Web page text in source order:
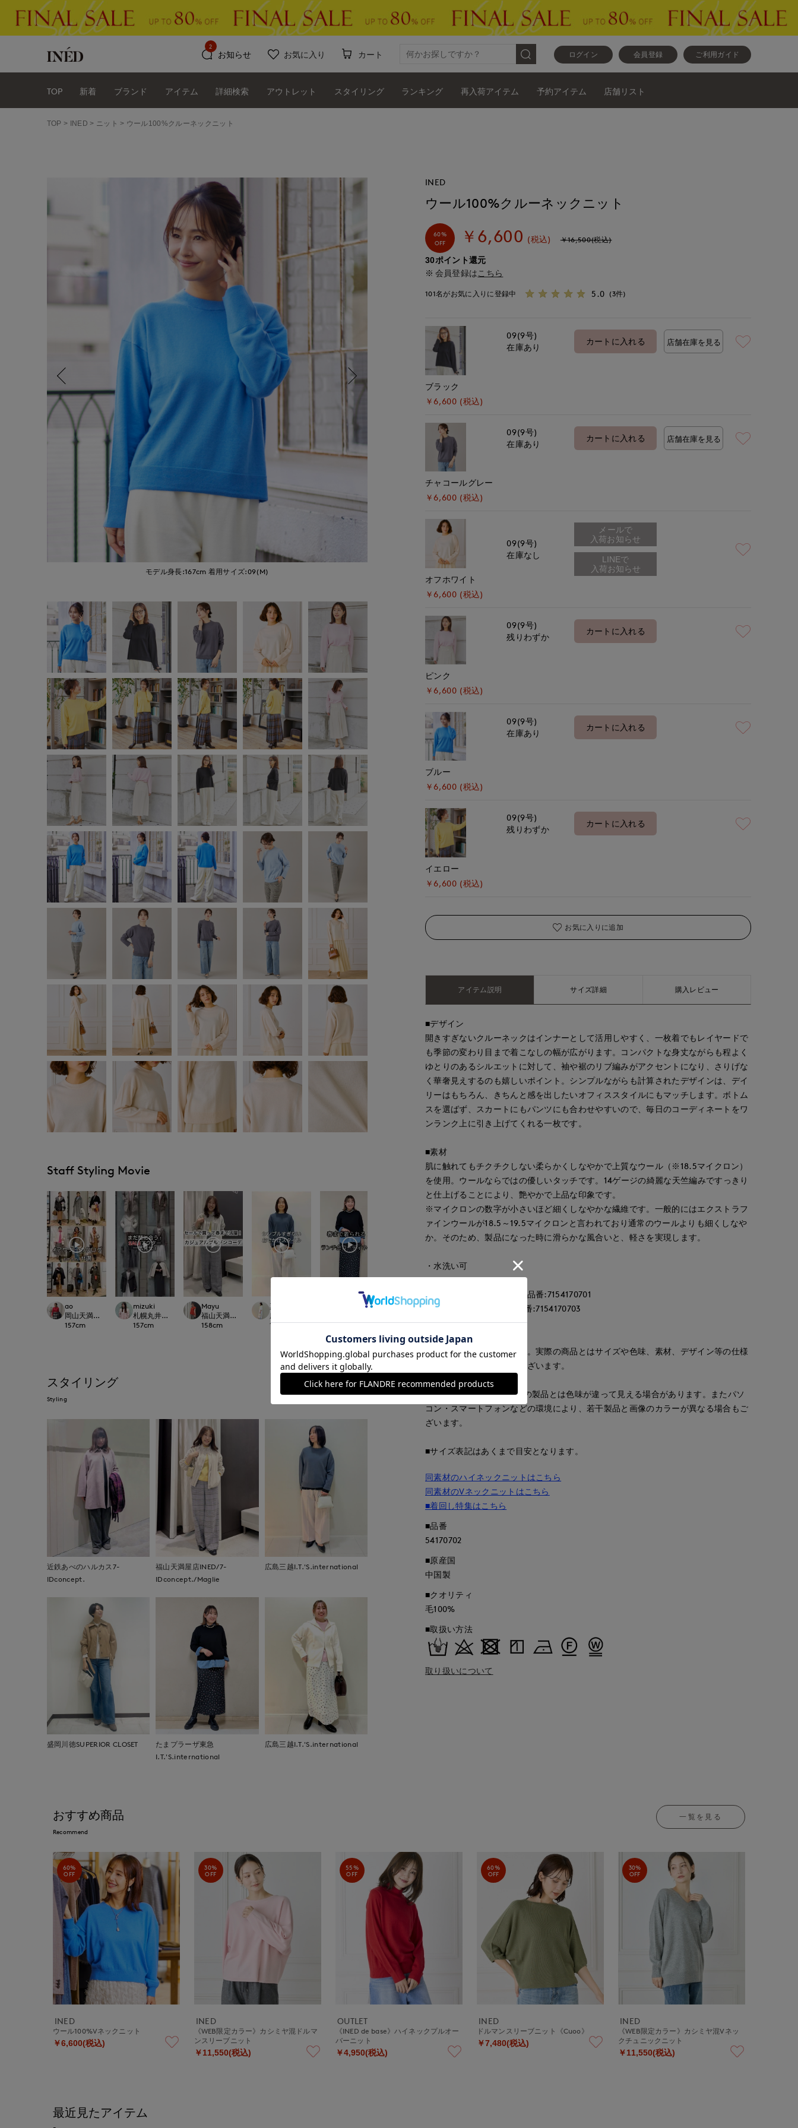
ログイン 会員登録 ご利用ガイド
お知らせ
2
お気に入り カート
TOP 新着 ブランド アイテム 詳細検索 アウトレット スタイリング ランキング 再入荷アイテム 予約アイテム 店舗リスト
TOP INED ニット ウール100%クルーネックニット
モデル身長:167cm 着用サイズ:09(M)
Staff Styling Movie
ao
岡山天満屋SUPERIORCLOSET
157cm
mizuki
札幌丸井今井SUPERIOR CLOSET
157cm
Mayu
福山天満屋店INED/7-IDconcept./Maglie
158cm
真実
広島三越I.T.'S.international
157cm
166cm
mizuki
157cm
福岡三越I.T.'S.international
153cm
Rie
スタイリング
Styling
もっと見る
近鉄あべのハルカス7-
IDconcept.
福山天満屋店INED/7-
IDconcept./Maglie
広島三越I.T.'S.international
盛岡川徳SUPERIOR CLOSET
たまプラーザ東急
I.T.'S.international
広島三越I.T.'S.international
INED
ウール100%クルーネックニット
60%
OFF
￥6,600 (税込) ￥16,500(税込)
30ポイント還元
会員登録は こちら
101名がお気に入りに登録中 5.0 (3件)
ブラック
￥6,600 (税込)
09(9号)
在庫あり
カートに入れる 店舗在庫を見る
チャコールグレー
￥6,600 (税込)
09(9号)
在庫あり
カートに入れる 店舗在庫を見る
オフホワイト
￥6,600 (税込)
09(9号)
在庫なし
メールで
入荷お知らせ
ピンク
￥6,600 (税込)
09(9号)
残りわずか
カートに入れる
ブルー
￥6,600 (税込)
09(9号)
在庫あり
カートに入れる
イエロー
￥6,600 (税込)
09(9号)
残りわずか
カートに入れる
お気に入りに追加
アイテム説明 サイズ詳細 購入レビュー
■デザイン
開きすぎないクルーネックはインナーとして活用しやすく、一枚着でもレイヤードで
も季節の変わり目まで着こなしの幅が広がります。コンパクトな身丈ながらも程よく
ゆとりのあるシルエットに対して、袖や裾のリブ編みがアクセントになり、さりげな
く華奢見えするのも嬉しいポイント。シンプルながらも計算されたデザインは、デイ
リーはもちろん、きちんと感を出したいオフィススタイルにもマッチします。ボトム
スを選ばず、スカートにもパンツにも合わせやすいので、毎日のコーディネートをワ
ンランク上に引き上げてくれる一枚です。
■素材
肌に触れてもチクチクしない柔らかくしなやかで上質なウール（※18.5マイクロン）
を使用。ウールならではの優しいタッチです。14ゲージの綺麗な天竺編みですっきり
と仕上げることにより、艶やかで上品な印象です。
※マイクロンの数字が小さいほど細くしなやかな繊維です。一般的にはエクストラフ
ァインウールが18.5～19.5マイクロンと言われており通常のウールよりも細くしなや
か。そのため、製品になった時に滑らかな風合いと、軽さを実現します。
・水洗い可
同素材のハイネックニット品番:7154170701
同素材のVネックニット品番:7154170703
■サンプル撮影商品
画像の商品はサンプルです。実際の商品とはサイズや色味、素材、デザイン等の仕様
が若干変更になる場合がございます。
■照明の関係により、実際の製品とは色味が違って見える場合があります。またパソ
コン・スマートフォンなどの環境により、若干製品と画像のカラーが異なる場合もご
ざいます。
■サイズ表記はあくまで目安となります。
同素材のハイネックニットはこちら
同素材のVネックニットはこちら
■着回し特集はこちら
■品番
54170702
■原産国
中国製
■クオリティ
毛100%
■取扱い方法
取り扱いについて
おすすめ商品
Recommend
一覧を見る
60%
OFF
INED
ウール100%Vネックニット
￥6,600(税込)
30%
OFF
INED
《WEB限定カラー》カシミヤ混ドルマ
ンスリーブニット
￥11,550(税込)
55%
OFF
OUTLET
《INED de base》ハイネックプルオー
バーニット
￥4,950(税込)
60%
OFF
INED
ドルマンスリーブニット《Cuoo》
￥7,480(税込)
30%
OFF
INED
《WEB限定カラー》カシミヤ混Vネッ
クチュニックニット
￥11,550(税込)
最近見たアイテム